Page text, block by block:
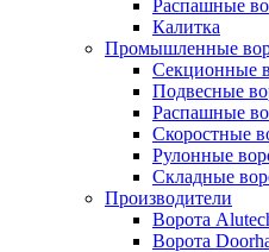
Распашные
Калитка
Промышленные
Секционные
Подвесные
Распашные
Скоростные
Рулонные
Складные
Производители
Ворота
Ворота